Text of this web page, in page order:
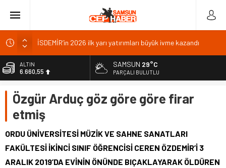
İSDEMİR’in 2026 ilk yarı yatırımları büyük ivme kazandı
Trabzonspor’da kombine satışında rekor: 18 bin
Van’da Sahil Yolu kavşak düzenlemesi tamamlandı
Şanlıurfa Milletvekili: Kazanan Türkiye olacak
ALTIN
6.660,55
13.779,39
DOLAR
47,7111
55,1881
SAMSUN 29°C
PARÇALI BULUTLU
Özgür Arduç göz göre göre firar
etmiş
ORDU ÜNİVERSİTESİ MÜZİK VE SAHNE SANATLARI
FAKÜLTESİ İKİNCİ SINIF ÖĞRENCİSİ CEREN ÖZDEMİR’İ 3
ARALIK 2019’DA EVİNİN ÖNÜNDE BIÇAKLAYARAK ÖLDÜREN